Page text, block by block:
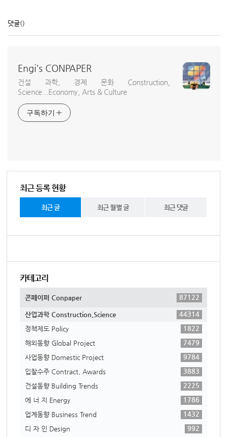
댓글()
Engi's CONPAPER
건설 과학, 경제 문화 Construction,
Science...Economy, Arts & Culture
구독하기
최근 등록 현황
최근 글 최근 월별 글 최근 댓글
카테고리
콘페이퍼 Conpaper 87122
산업과학 Construction,Science
44314
정책제도 Policy
1822
해외동향 Global Project
7479
사업동향 Domestic Project
9784
입찰수주 Contract, Awards
3883
건설동향 Building Trends
2225
에 너 지 Energy
1786
업계동향 Business Trend
1432
디 자 인 Design
992